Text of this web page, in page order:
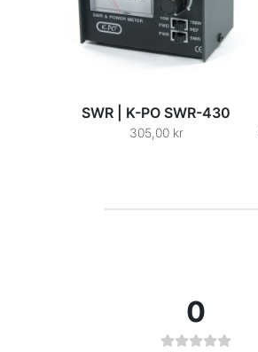
SWR | K-PO SWR-430
305,00 kr
0